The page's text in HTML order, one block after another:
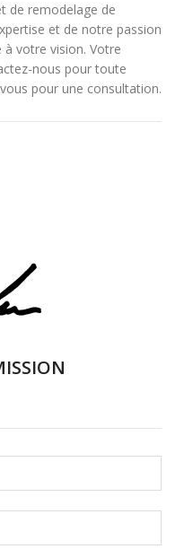
de remodelage de
et de notre passion
votre vision. Votre
nous pour toute
pour une consultation.